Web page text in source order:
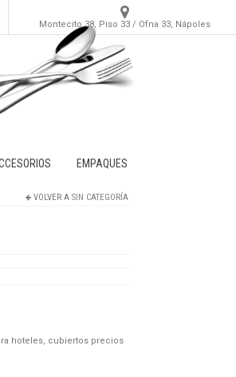
Montecito 38, Piso 33 / Ofna 33, Nápoles
EMPAQUES
VOLVER A SIN CATEGORÍA
hoteles cubiertos precios